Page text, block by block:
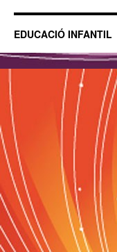
EDUCACIÓ INFANTIL